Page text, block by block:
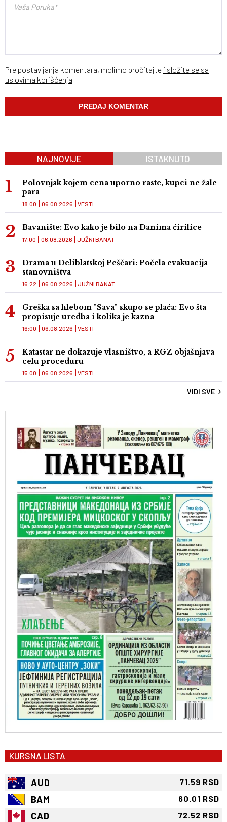
Pre postavljanja komentara, molimo pročitajte i složite se sa
uslovima korišćenja
NAJNOVIJE ISTAKNUTO
Polovnjak kojem cena uporno raste, kupci ne žale
para
VESTI
18:00 06.08.2026
Bavanište: Evo kako je bilo na Danima ćirilice
JUŽNI BANAT
17:00 06.08.2026
Drama u Deliblatskoj Peščari: Počela evakuacija
stanovništva
JUŽNI BANAT
16:22 06.08.2026
Greška sa hlebom "Sava" skupo se plaća: Evo šta
propisuje uredba i kolika je kazna
VESTI
16:00 06.08.2026
Katastar ne dokazuje vlasništvo, a RGZ objašnjava
celu proceduru
VESTI
15:00 06.08.2026
VIDI SVE
KURSNA LISTA
AUD 71.59 RSD
BAM 60.01 RSD
CAD 72.52 RSD